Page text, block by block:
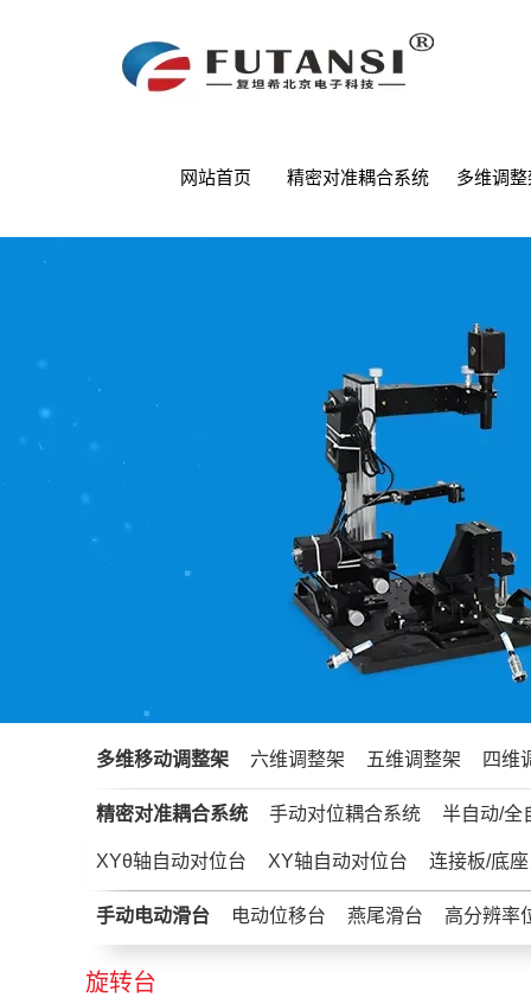
网站首页 精密对准耦合系统 多维调整
多维移动调整架 六维调整架 五维调整架 四维
精密对准耦合系统 手动对位耦合系统 半自动/全
XYθ轴自动对位台 XY轴自动对位台 连接板/底座
手动电动滑台 电动位移台 燕尾滑台 高分辨率
旋转台